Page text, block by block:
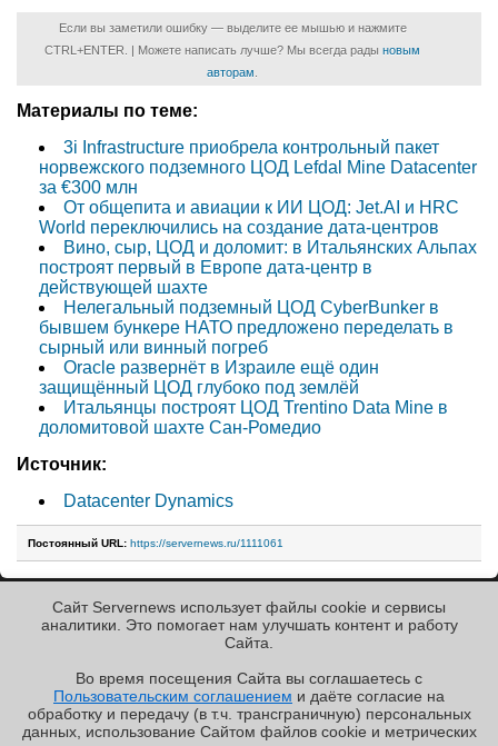
✖
Если вы заметили ошибку — выделите ее мышью и нажмите
CTRL+ENTER. | Можете написать лучше? Мы всегда рады новым
авторам
Материалы по теме:
3i Infrastructure приобрела контрольный пакет
норвежского подземного ЦОД Lefdal Mine Datacenter
за €300 млн
От общепита и авиации к ИИ ЦОД: Jet.AI и HRC
World переключились на создание дата-центров
Вино, сыр, ЦОД и доломит: в Итальянских Альпах
построят первый в Европе дата-центр в
действующей шахте
Нелегальный подземный ЦОД CyberBunker в
бывшем бункере НАТО предложено переделать в
сырный или винный погреб
Oracle развернёт в Израиле ещё один
защищённый ЦОД глубоко под землёй
Итальянцы построят ЦОД Trentino Data Mine в
доломитовой шахте Сан-Ромедио
Источник:
Datacenter Dynamics
Постоянный URL: https://servernews.ru/1111061
« Назад к ленте
Copyright ©2010-2026
Servernews.Пользовательское
Сайт Servernews использует файлы cookie и сервисы
аналитики. Это помогает нам улучшать контент и работу
Cайта.
Во время посещения Cайта вы соглашаетесь с
Пользовательским соглашением и даёте согласие на
обработку и передачу (в т.ч. трансграничную) персональных
данных, использование Cайтом файлов cookie и метрических